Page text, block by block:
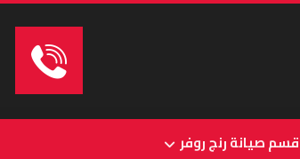
قسم صيانة رنج روفر